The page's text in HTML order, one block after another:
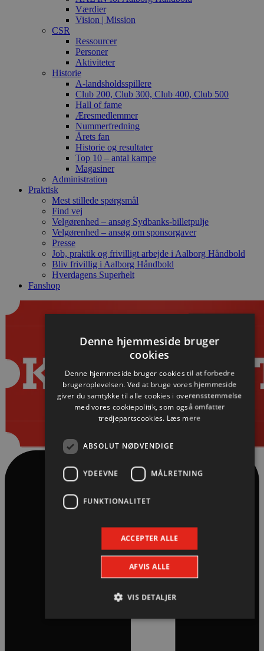
Værdier
Vision | Mission
CSR
Ressourcer
Personer
Aktiviteter
Historie
A-landsholdsspillere
Club 200, Club 300, Club 400, Club 500
Hall of fame
Æresmedlemmer
Nummerfredning
Årets fan
Historie og resultater
Top 10 – antal kampe
Magasiner
Administration
Praktisk
Mest stillede spørgsmål
Find vej
Velgørenhed – ansøg Sydbanks-billetpulje
Velgørenhed – ansøg om sponsorgaver
Presse
Job, praktik og frivilligt arbejde i Aalborg Håndbold
Bliv frivillig i Aalborg Håndbold
Hverdagens Superhelt
Fanshop
Denne hjemmeside bruger
cookies
Denne hjemmeside bruger cookies til at forbedre
brugeroplevelsen. Ved at bruge vores hjemmeside
giver du samtykke til alle cookies i overensstemmelse
med vores cookiepolitik, som også omfatter
tredjepartscookies. Læs mere
ABSOLUT NØDVENDIGE
YDEEVNE MÅLRETNING
FUNKTIONALITET
ACCEPTER ALLE
AFVIS ALLE
VIS DETALJER